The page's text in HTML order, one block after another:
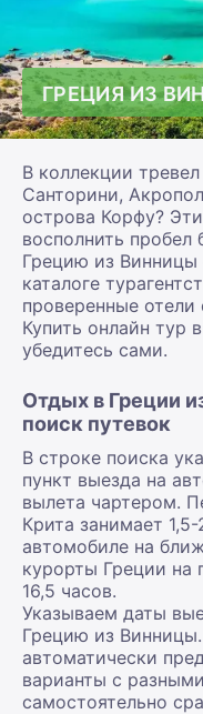
ГРЕЦИЯ ИЗ
В коллекции
Санторини,
острова Корфу?
восполнить пробел
Грецию из Винницы
каталоге
проверенные
Купить онлайн тур
убедитесь сами.
Отдых в Греции
поиск путевок
В строке поиска
пункт выезда на
вылета чартером.
Крита занимает
автомобиле на
курорты Греции на
16,5 часов.
Указываем даты
Грецию из
автоматически
варианты с
самостоятельно